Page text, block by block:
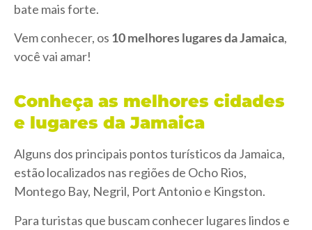
bate mais forte.
Vem conhecer, os 10 melhores lugares da Jamaica,
você vai amar!
Conheça as melhores cidades
e lugares da Jamaica
Alguns dos principais pontos turísticos da Jamaica,
estão localizados nas regiões de Ocho Rios,
Montego Bay, Negril, Port Antonio e Kingston.
Para turistas que buscam conhecer lugares lindos e